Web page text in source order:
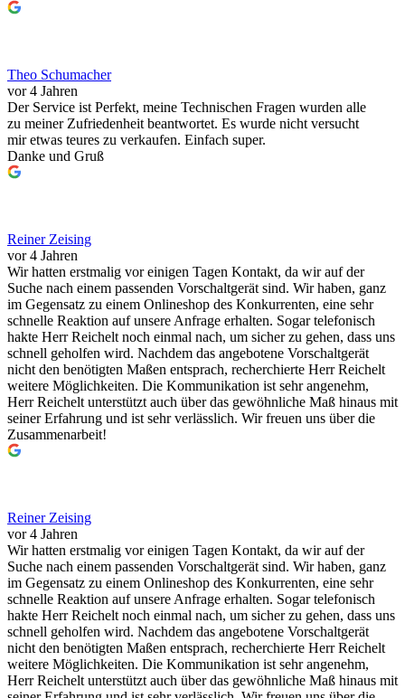
Theo Schumacher
vor 4 Jahren
Der Service ist Perfekt, meine Technischen Fragen wurden alle
zu meiner Zufriedenheit beantwortet. Es wurde nicht versucht
mir etwas teures zu verkaufen. Einfach super.
Danke und Gruß
Reiner Zeising
vor 4 Jahren
Wir hatten erstmalig vor einigen Tagen Kontakt, da wir auf der
Suche nach einem passenden Vorschaltgerät sind. Wir haben, ganz
im Gegensatz zu einem Onlineshop des Konkurrenten, eine sehr
schnelle Reaktion auf unsere Anfrage erhalten. Sogar telefonisch
hakte Herr Reichelt noch einmal nach, um sicher zu gehen, dass uns
schnell geholfen wird. Nachdem das angebotene Vorschaltgerät
nicht den benötigten Maßen entsprach, recherchierte Herr Reichelt
weitere Möglichkeiten. Die Kommunikation ist sehr angenehm,
Herr Reichelt unterstützt auch über das gewöhnliche Maß hinaus mit
seiner Erfahrung und ist sehr verlässlich. Wir freuen uns über die
Zusammenarbeit!
Reiner Zeising
vor 4 Jahren
Wir hatten erstmalig vor einigen Tagen Kontakt, da wir auf der
Suche nach einem passenden Vorschaltgerät sind. Wir haben, ganz
im Gegensatz zu einem Onlineshop des Konkurrenten, eine sehr
schnelle Reaktion auf unsere Anfrage erhalten. Sogar telefonisch
hakte Herr Reichelt noch einmal nach, um sicher zu gehen, dass uns
schnell geholfen wird. Nachdem das angebotene Vorschaltgerät
nicht den benötigten Maßen entsprach, recherchierte Herr Reichelt
weitere Möglichkeiten. Die Kommunikation ist sehr angenehm,
Herr Reichelt unterstützt auch über das gewöhnliche Maß hinaus mit